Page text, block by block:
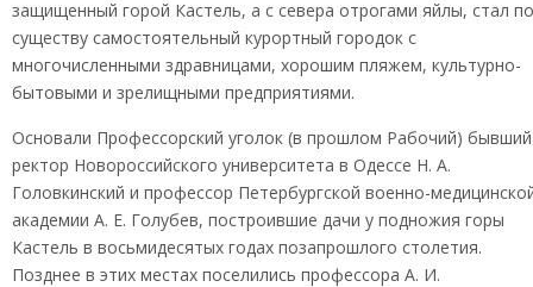
защищенный горой Кастель, а с севера отрогами яйлы, стал по
существу самостоятельный курортный городок с
многочисленными здравницами, хорошим пляжем, культурно-
бытовыми и зрелищными предприятиями.
Основали Профессорский уголок (в прошлом Рабочий) бывший
ректор Новороссийского университета в Одессе Н. А.
Головкинский и профессор Петербургской военно-
академии А. Е. Голубев, построившие дачи у подножия горы
Кастель в восьмидесятых годах позапрошлого столетия.
Позднее в этих местах поселились профессора А. И.